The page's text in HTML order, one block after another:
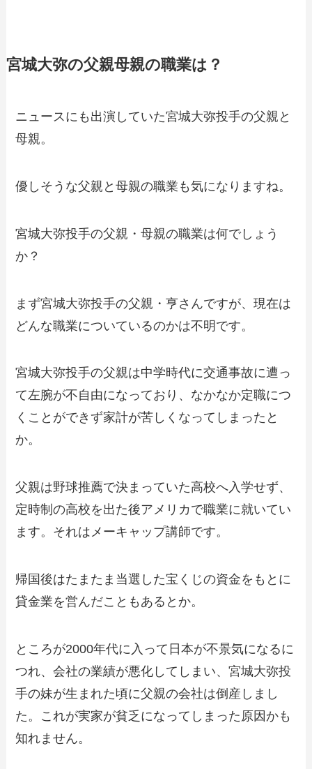
宮城大弥の父親母親の職業は？
ニュースにも出演していた宮城大弥投手の父親と
母親。
優しそうな父親と母親の職業も気になりますね。
宮城大弥投手の父親・母親の職業は何でしょう
か？
まず宮城大弥投手の父親・亨さんですが、現在は
どんな職業についているのかは不明です。
宮城大弥投手の父親は中学時代に交通事故に遭っ
て左腕が不自由になっており、なかなか定職につ
くことができず家計が苦しくなってしまったと
か。
父親は野球推薦で決まっていた高校へ入学せず、
定時制の高校を出た後アメリカで職業に就いてい
ます。それはメーキャップ講師です。
帰国後はたまたま当選した宝くじの資金をもとに
貸金業を営んだこともあるとか。
ところが2000年代に入って日本が不景気になるに
つれ、会社の業績が悪化してしまい、宮城大弥投
手の妹が生まれた頃に父親の会社は倒産しまし
た。これが実家が貧乏になってしまった原因かも
知れません。